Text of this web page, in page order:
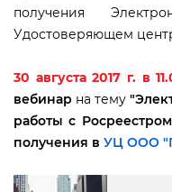
получения
Удостоверяющем
30 августа 2017 г. в
ебинар на тему "
работы с
получения УЦ ООО